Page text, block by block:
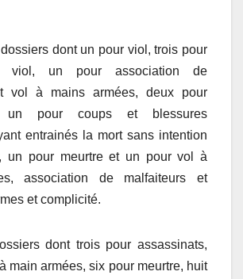
dont un pour viol, trois pour
viol, un pour association de
vol à mains armées, deux pour
un pour coups et blessures
entrainés la mort sans intention
un pour meurtre et un pour vol à
association de malfaiteurs et
et complicité.
dont trois pour assassinats,
main armées, six pour meurtre, huit